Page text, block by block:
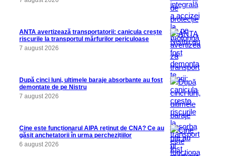
ANTA avertizează transportatorii: canicula crește
riscurile la transportul mărfurilor periculoase
7 august 2026
După cinci luni, ultimele baraje absorbante au fost
demontate de pe Nistru
7 august 2026
Cine este funcționarul AIPA reținut de CNA? Ce au
găsit anchetatorii în urma perchezițiilor
6 august 2026